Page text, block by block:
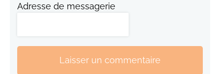
Adresse de messagerie
Laisser un commentaire